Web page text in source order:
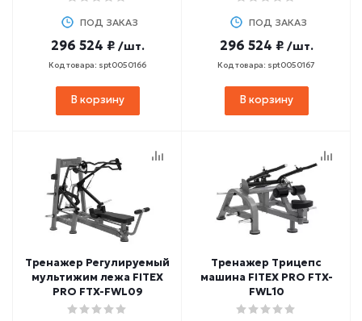
ПОД ЗАКАЗ
296 524 ₽ /шт.
Код товара: spt0050166
В корзину
ПОД ЗАКАЗ
296 524 ₽ /шт.
Код товара: spt0050167
В корзину
Тренажер Регулируемый
мультижим лежа FITEX
PRO FTX-FWL09
Тренажер Трицепс
машина FITEX PRO FTX-
FWL10